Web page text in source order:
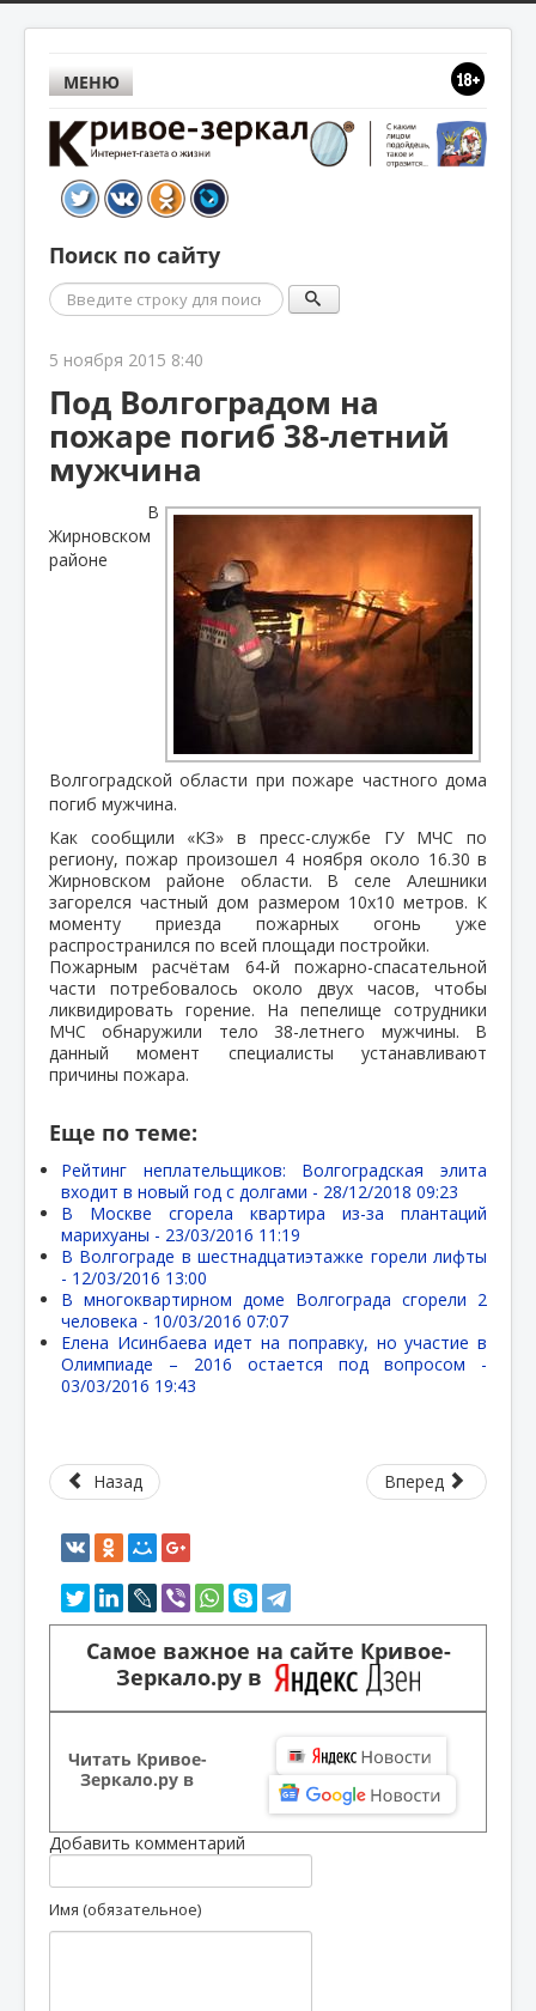
МЕНЮ
Поиск по сайту
Поиск
5 ноября 2015 8:40
Под Волгоградом на
пожаре погиб 38-летний
мужчина
В
Жирновском
районе
Волгоградской области при пожаре частного дома
погиб мужчина.
Как сообщили «КЗ» в пресс-службе ГУ МЧС по
региону, пожар произошел 4 ноября около 16.30 в
Жирновском районе области. В селе Алешники
загорелся частный дом размером 10х10 метров. К
моменту приезда пожарных огонь уже
распространился по всей площади постройки.
Пожарным расчётам 64-й пожарно-спасательной
части потребовалось около двух часов, чтобы
ликвидировать горение. На пепелище сотрудники
МЧС обнаружили тело 38-летнего мужчины. В
данный момент специалисты устанавливают
причины пожара.
Еще по теме:
Рейтинг неплательщиков: Волгоградская элита
входит в новый год с долгами - 28/12/2018 09:23
В Москве сгорела квартира из-за плантаций
марихуаны - 23/03/2016 11:19
В Волгограде в шестнадцатиэтажке горели лифты
- 12/03/2016 13:00
В многоквартирном доме Волгограда сгорели 2
человека - 10/03/2016 07:07
Елена Исинбаева идет на поправку, но участие в
Олимпиаде – 2016 остается под вопросом -
03/03/2016 19:43
Назад Вперед
Самое важное на сайте Кривое-
Зеркало.ру в
Читать Кривое-
Зеркало.ру в
Добавить комментарий
Имя (обязательное)